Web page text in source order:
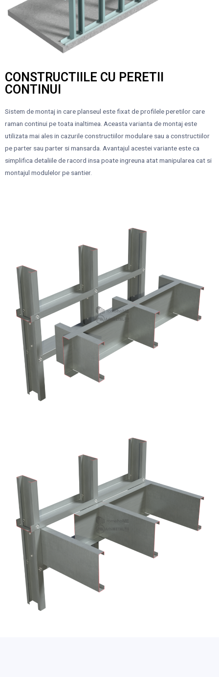
CONSTRUCTIILE CU PERETII
CONTINUI
Sistem de montaj in care planseul este fixat de profilele peretilor care
raman continui pe toata inaltimea. Aceasta varianta de montaj este
utilizata mai ales in cazurile constructiilor modulare sau a constructiilor
pe parter sau parter si mansarda. Avantajul acestei variante este ca
simplifica detaliile de racord insa poate ingreuna atat manipularea cat si
montajul modulelor pe santier.